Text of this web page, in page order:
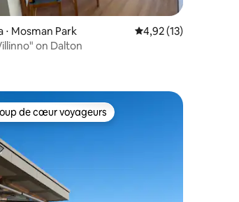
⋅ Mosman Park Évaluation moyenne
4,92 (13)
on Dalton
de cœur voyageurs
de cœur voyageurs